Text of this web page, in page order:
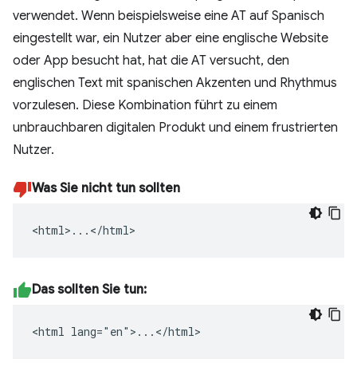
verwendet. Wenn beispielsweise eine AT auf Spanisch
eingestellt war, ein Nutzer aber eine englische Website
oder App besucht hat, hat die AT versucht, den
englischen Text mit spanischen Akzenten und Rhythmus
vorzulesen. Diese Kombination führt zu einem
unbrauchbaren digitalen Produkt und einem frustrierten
Nutzer.
Was Sie nicht tun sollten
<html>...</html>
Das sollten Sie tun:
<html lang="en">...</html>